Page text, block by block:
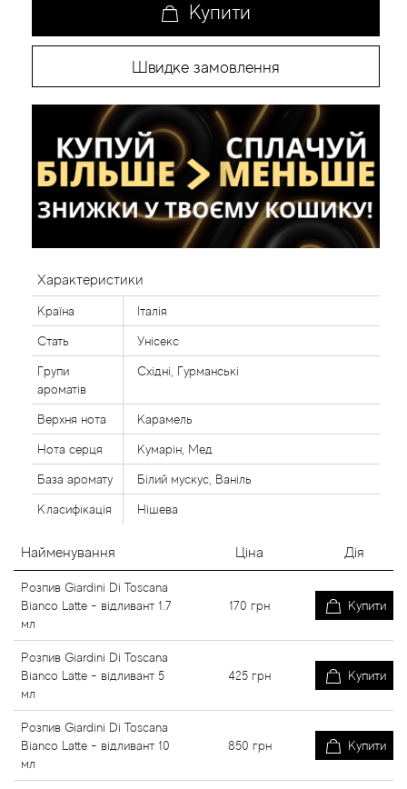
Купити
Швидке замовлення
Характеристики
Країна Італія
Стать Унісекс
Групи
ароматів
Східні, Гурманські
Верхня нота Карамель
Нота серця Кумарін, Мед
База аромату Білий мускус, Ваніль
Класифікація Нішева
Найменування Ціна Дія
Розпив Giardini Di Toscana
Bianco Latte - відливант 1.7
мл
170 грн Купити
Розпив Giardini Di Toscana
Bianco Latte - відливант 5
мл
425 грн Купити
Розпив Giardini Di Toscana
Bianco Latte - відливант 10
мл
850 грн Купити